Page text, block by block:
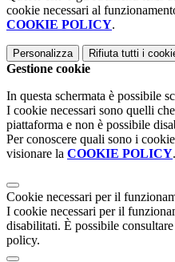
cookie necessari al
COOKIE POLICY.
Personalizza Rifiuta tutti i
Gestione cookie
In questa schermata è possibile
I cookie necessari sono quelli
piattaforma e non è possibile
Per conoscere quali sono i
visionare la COOKIE POLICY.
Cookie necessari per il
I cookie necessari per il
disabilitati. È possibile
policy.